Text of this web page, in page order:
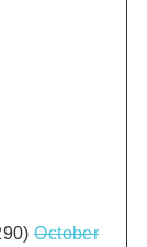
October